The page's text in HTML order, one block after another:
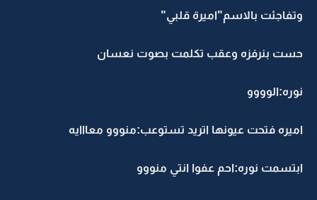
وتفاجئت بالاسم"اميرة قلبي"
حست بنرفزه وعقب تكلمت بصوت نعسان
نوره:الوووو
اميره فتحت عيونها اتريد تستوعب:منووو معااايه
ابتسمت نوره:احم عفوا انتي منووو